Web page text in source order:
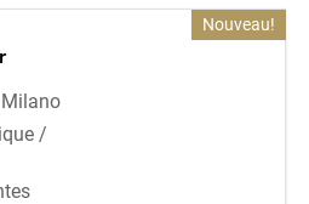
completa di
ed energie
un punto di
Milano
/
Nouveau!